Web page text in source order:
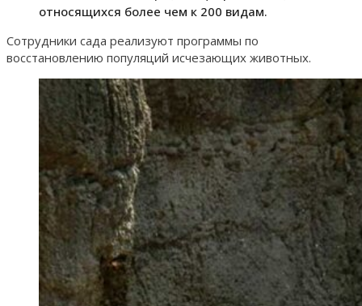
относящихся более чем к 200 видам.
Сотрудники сада реализуют программы по
восстановлению популяций исчезающих животных.